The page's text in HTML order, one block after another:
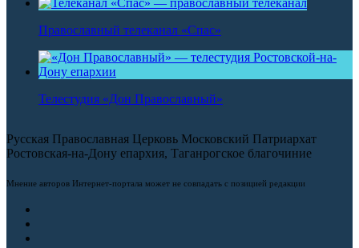
Православный телеканал «Спас»
Телестудия «Дон Православный»
Русская Православная Церковь Московский Патриархат
Ростовская-на-Дону епархия, Таганрогское благочиние
Мнение авторов Интернет-портала может не совпадать с позицией редакции